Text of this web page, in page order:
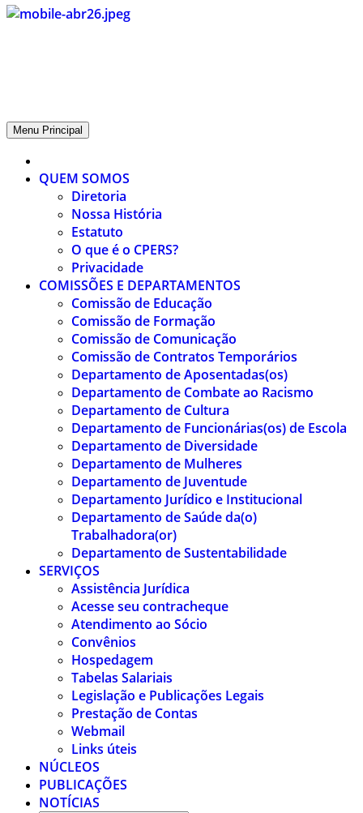
CPERS – Sindicato
CPERS – Sindicato dos Professores e Funcionários de escola do
Menu Principal
QUEM SOMOS
Diretoria
Nossa História
Estatuto
O que é o CPERS?
Privacidade
COMISSÕES E DEPARTAMENTOS
Comissão de Educação
Comissão de Formação
Comissão de Comunicação
Comissão de Contratos Temporários
Departamento de Aposentadas(os)
Departamento de Combate ao Racismo
Departamento de Cultura
Departamento de Funcionárias(os) de Escola
Departamento de Diversidade
Departamento de Mulheres
Departamento de Juventude
Departamento Jurídico e Institucional
Departamento de Saúde da(o)
Trabalhadora(or)
Departamento de Sustentabilidade
SERVIÇOS
Assistência Jurídica
Acesse seu contracheque
Atendimento ao Sócio
Convênios
Hospedagem
Tabelas Salariais
Legislação e Publicações Legais
Prestação de Contas
Webmail
Links úteis
NÚCLEOS
PUBLICAÇÕES
NOTÍCIAS